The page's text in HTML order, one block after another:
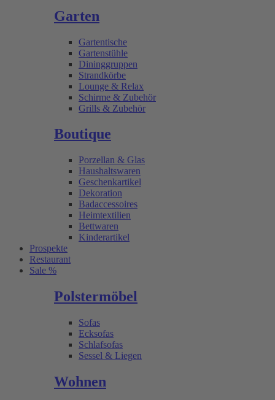
Garten
Gartentische
Gartenstühle
Dininggruppen
Strandkörbe
Lounge & Relax
Schirme & Zubehör
Grills & Zubehör
Boutique
Porzellan & Glas
Haushaltswaren
Geschenkartikel
Dekoration
Badaccessoires
Heimtextilien
Bettwaren
Kinderartikel
Prospekte
Restaurant
Sale %
Polstermöbel
Sofas
Ecksofas
Schlafsofas
Sessel & Liegen
Wohnen